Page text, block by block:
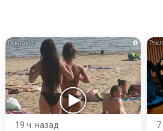
i
19 ч. назад 7